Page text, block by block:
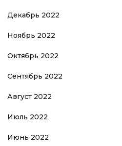
Декабрь 2022
Ноябрь 2022
Октябрь 2022
Сентябрь 2022
Август 2022
Июль 2022
Июнь 2022